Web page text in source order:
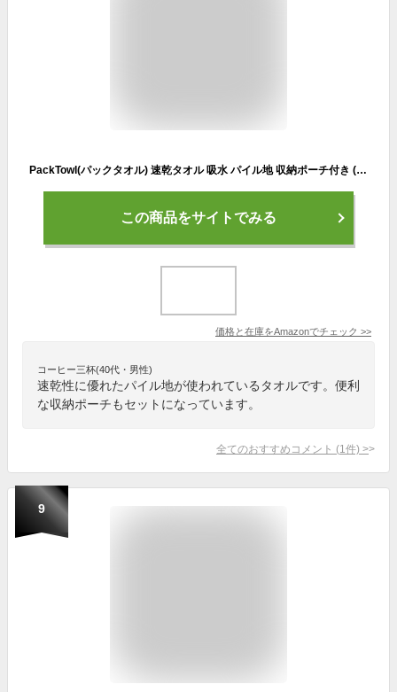
PackTowl(パックタオル) 速乾タオル 吸水 パイル地 収納ポーチ付き (リュクスタオル) アクアマリン FACE 【日本正規品】 29108
この商品をサイトでみる
価格と在庫をAmazonでチェック >>
コーヒー三杯(40代・男性)
速乾性に優れたパイル地が使われているタオルです。便利
な収納ポーチもセットになっています。
全てのおすすめコメント (1 件) >
9